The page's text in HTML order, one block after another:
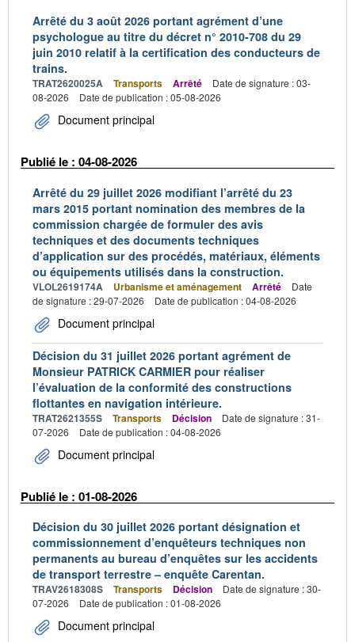
Arrêté du 3 août 2026 portant agrément d’une
psychologue au titre du décret n° 2010-708 du 29
juin 2010 relatif à la certification des conducteurs de
trains.
TRAT2620025A Transports Arrêté
Date de signature : 03-
08-2026
Date de publication : 05-08-2026
Document principal
Publié le : 04-08-2026
Arrêté du 29 juillet 2026 modifiant l’arrêté du 23
mars 2015 portant nomination des membres de la
commission chargée de formuler des avis
techniques et des documents techniques
d’application sur des procédés, matériaux, éléments
ou équipements utilisés dans la construction.
VLOL2619174A Urbanisme et aménagement Arrêté
Date
de signature : 29-07-2026
Date de publication : 04-08-2026
Document principal
Décision du 31 juillet 2026 portant agrément de
Monsieur PATRICK CARMIER pour réaliser
l’évaluation de la conformité des constructions
flottantes en navigation intérieure.
TRAT2621355S Transports Décision
Date de signature : 31-
07-2026
Date de publication : 04-08-2026
Document principal
Publié le : 01-08-2026
Décision du 30 juillet 2026 portant désignation et
commissionnement d’enquêteurs techniques non
permanents au bureau d’enquêtes sur les accidents
de transport terrestre – enquête Carentan.
TRAV2618308S Transports Décision
Date de signature : 30-
07-2026
Date de publication : 01-08-2026
Document principal